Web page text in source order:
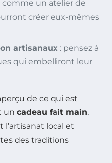
un atelier de
créer eux-mêmes
artisanaux : pensez à
qui embelliront leur
de ce qui est
un cadeau fait main,
local et
des traditions